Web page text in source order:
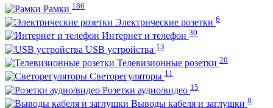
Рамки 186
Электрические розетки 6
Интернет и телефон 30
USB устройства 13
Телевизионные розетки 20
Светорегуляторы 11
Розетки аудио/видео 15
Выводы кабеля и заглушки 8